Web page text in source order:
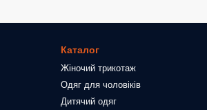
Каталог
Жіночий трикотаж
Одяг для чоловіків
Дитячий одяг